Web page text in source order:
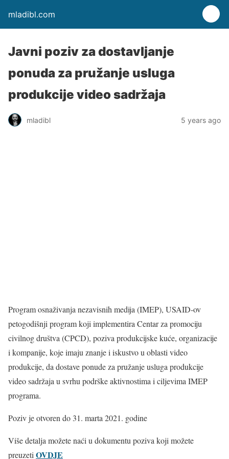
mladibl.com
Javni poziv za dostavljanje
ponuda za pružanje usluga
produkcije video sadržaja
mladibl 5 years ago
Program osnaživanja nezavisnih medija (IMEP), USAID-ov
petogodišnji program koji implementira Centar za promociju
civilnog društva (CPCD), poziva produkcijske kuće, organizacije
i kompanije, koje imaju znanje i iskustvo u oblasti video
produkcije, da dostave ponude za pružanje usluga produkcije
video sadržaja u svrhu podrške aktivnostima i ciljevima IMEP
programa.
Poziv je otvoren do 31. marta 2021. godine
Više detalja možete naći u dokumentu poziva koji možete
preuzetiOVDJE